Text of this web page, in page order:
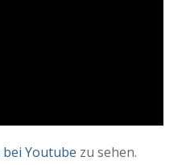
Youtube zu sehen.